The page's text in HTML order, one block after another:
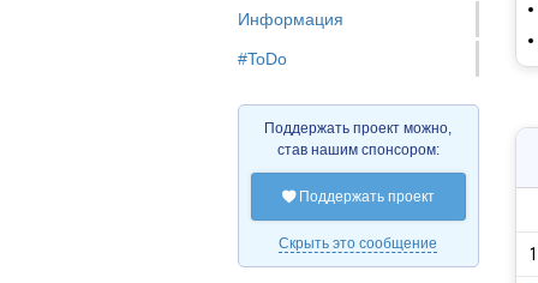
Информация
#ToDo
Поддержать проект можно,
став нашим спонсором:
Поддержать проект
Скрыть это сообщение